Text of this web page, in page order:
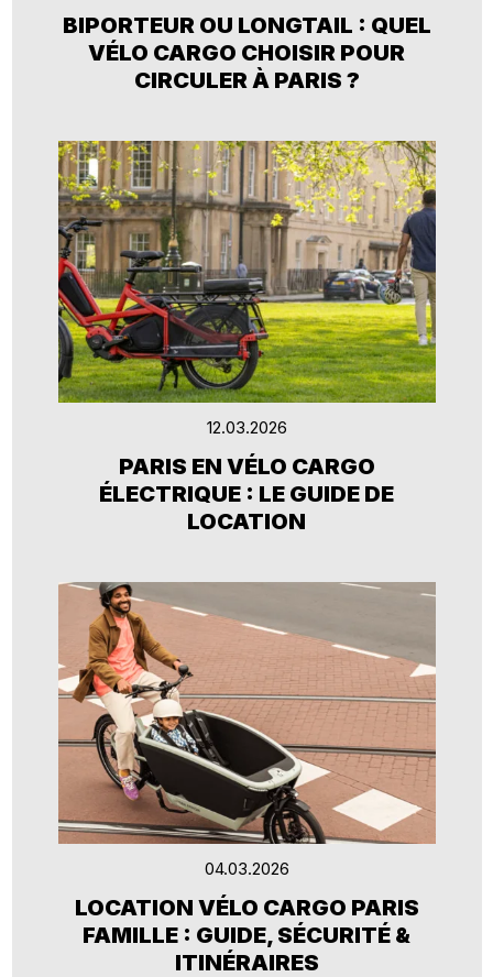
BIPORTEUR OU LONGTAIL : QUEL
VÉLO CARGO CHOISIR POUR
CIRCULER À PARIS ?
12.03.2026
PARIS EN VÉLO CARGO
ÉLECTRIQUE : LE GUIDE DE
LOCATION
04.03.2026
LOCATION VÉLO CARGO PARIS
FAMILLE : GUIDE, SÉCURITÉ &
ITINÉRAIRES